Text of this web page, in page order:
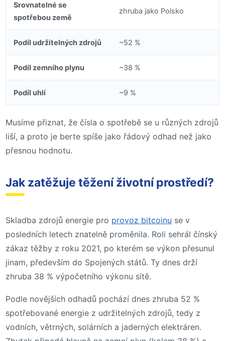
Srovnatelné se
spotřebou země
zhruba jako Polsko
Podíl udržitelných zdrojů ~52 %
Podíl zemního plynu ~38 %
Podíl uhlí ~9 %
Musíme přiznat, že čísla o spotřebě se u různých zdrojů
liší, a proto je berte spíše jako řádový odhad než jako
přesnou hodnotu.
Jak zatěžuje těžení životní prostředí?
Skladba zdrojů energie pro provoz bitcoinu se v
posledních letech znatelně proměnila. Roli sehrál čínský
zákaz těžby z roku 2021, po kterém se výkon přesunul
jinam, především do Spojených států. Ty dnes drží
zhruba 38 % výpočetního výkonu sítě.
Podle novějších odhadů pochází dnes zhruba 52 %
spotřebované energie z udržitelných zdrojů, tedy z
vodních, větrných, solárních a jaderných elektráren.